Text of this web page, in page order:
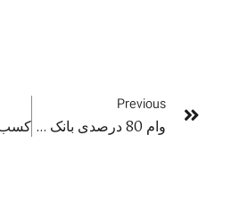
Previous
وام 80 درصدی بانک ها برای خرید خانه‌های پیش‌ساخته در استرالیا